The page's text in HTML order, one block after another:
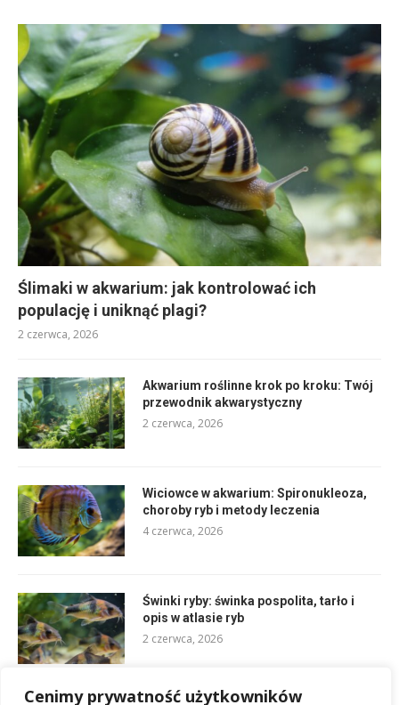
Cenimy prywatność użytkowników
Ślimaki w akwarium: jak kontrolować ich
populację i uniknąć plagi?
2 czerwca, 2026
Akwarium roślinne krok po kroku: Twój
przewodnik akwarystyczny
2 czerwca, 2026
Wiciowce w akwarium: Spironukleoza,
choroby ryb i metody leczenia
4 czerwca, 2026
Świnki ryby: świnka pospolita, tarło i
opis w atlasie ryb
2 czerwca, 2026